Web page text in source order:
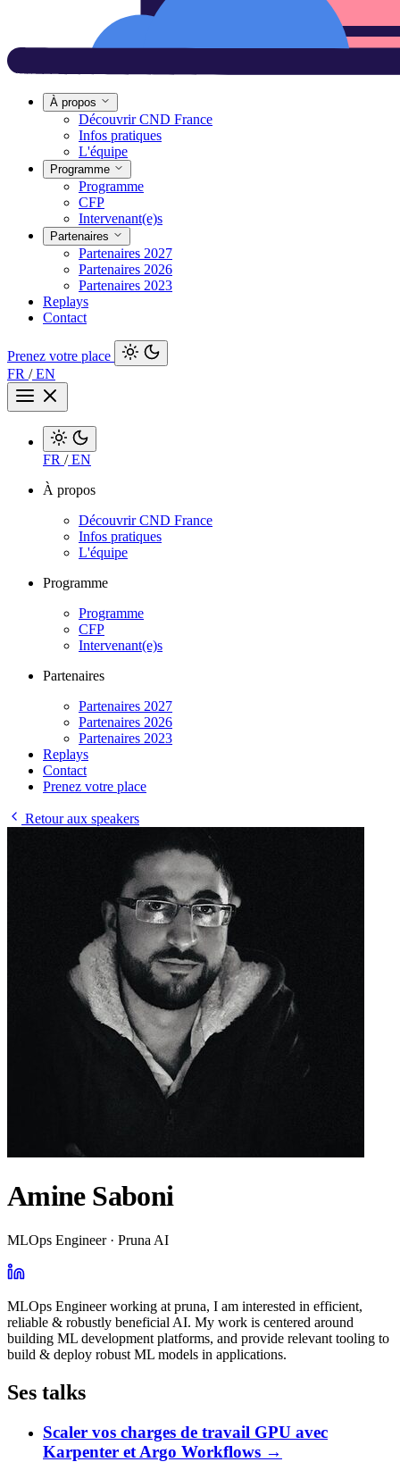
À propos
Découvrir CND France
Infos pratiques
L'équipe
Programme
Programme
CFP
Intervenant(e)s
Partenaires
Partenaires 2027
Partenaires 2026
Partenaires 2023
Replays
Contact
Prenez votre place
FR /EN
FR /EN
À propos
Découvrir CND France
Infos pratiques
L'équipe
Programme
Programme
CFP
Intervenant(e)s
Partenaires
Partenaires 2027
Partenaires 2026
Partenaires 2023
Replays
Contact
Prenez votre place
Retour aux speakers
Amine Saboni
MLOps Engineer · Pruna AI
MLOps Engineer working at pruna, I am interested in efficient,
reliable & robustly beneficial AI. My work is centered around
building ML development platforms, and provide relevant tooling to
build & deploy robust ML models in applications.
Ses talks
Scaler vos charges de travail GPU avec
Karpenter et Argo Workflows →